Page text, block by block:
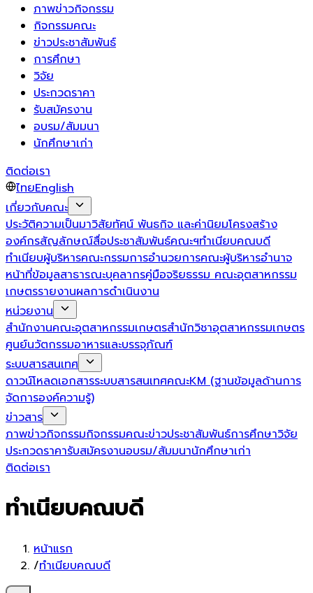
ภาพข่าวกิจกรรม
กิจกรรมคณะ
ข่าวประชาสัมพันธ์
การศึกษา
วิจัย
ประกวดราคา
รับสมัครงาน
อบรม/สัมมนา
นักศึกษาเก่า
ติดต่อเรา
ไทยEnglish
เกี่ยวกับคณะ
ประวัติความเป็นมาวิสัยทัศน์ พันธกิจ และค่านิยมโครงสร้าง
องค์กรสัญลักษณ์สื่อประชาสัมพันธ์คณะฯทำเนียบคณบดี
ทำเนียบผู้บริหารคณะกรรมการอำนวยการคณะผู้บริหารอำนาจ
หน้าที่ข้อมูลสาธารณะบุคลากรคู่มือจริยธรรม คณะอุตสาหกรรม
เกษตรรายงานผลการดำเนินงาน
หน่วยงาน
สำนักงานคณะอุตสาหกรรมเกษตรสำนักวิชาอุตสาหกรรมเกษตร
ศูนย์นวัตกรรมอาหารและบรรจุภัณฑ์
ระบบสารสนเทศ
ดาวน์โหลดเอกสารระบบสารสนเทศคณะKM (ฐานข้อมูลด้านการ
จัดการองค์ความรู้)
ข่าวสาร
ภาพข่าวกิจกรรมกิจกรรมคณะข่าวประชาสัมพันธ์การศึกษาวิจัย
ประกวดราคารับสมัครงานอบรม/สัมมนานักศึกษาเก่า
ติดต่อเรา
ทำเนียบคณบดี
หน้าแรก
/ทำเนียบคณบดี